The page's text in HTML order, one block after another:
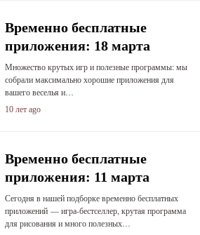
Временно бесплатные
приложения: 18 марта
Множество крутых игр и полезные программы: мы
собрали максимально хорошие приложения для
вашего веселья и…
10 лет ago
Временно бесплатные
приложения: 11 марта
Сегодня в нашей подборке временно бесплатных
приложений — игра-бестселлер, крутая программа
для рисования и много полезных…